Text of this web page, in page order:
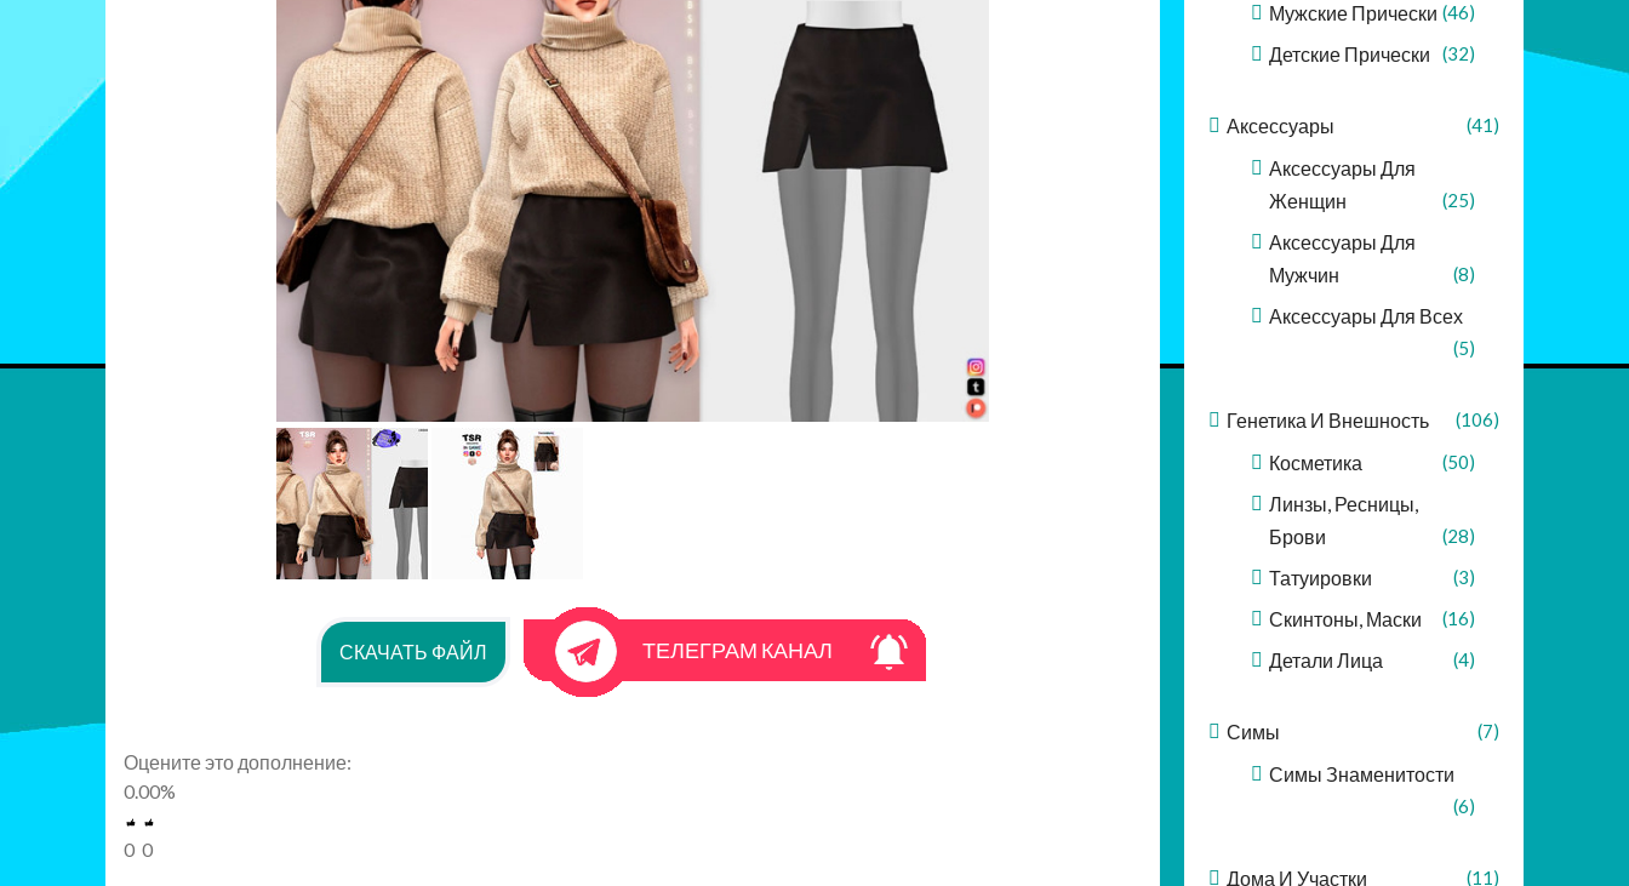
СКАЧАТЬ ФАЙЛ ТЕЛЕГРАМ КАНАЛ
Оцените это дополнение:
0.00%
0 0
Мужские Прически (46)
Детские Прически (32)
Аксессуары (41)
Аксессуары Для
Женщин
(25)
Аксессуары Для
Мужчин
(8)
Аксессуары Для Всех
(5)
Генетика И Внешность (106)
Косметика (50)
Линзы, Ресницы,
Брови
(28)
Татуировки (3)
Скинтоны, Маски (16)
Детали Лица (4)
Симы (7)
Симы Знаменитости
(6)
Дома И Участки (11)